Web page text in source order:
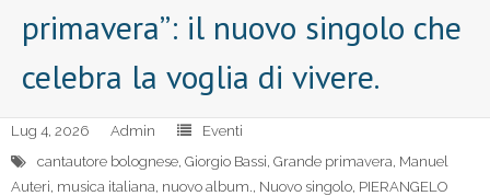
primavera”: il nuovo singolo che
celebra la voglia di vivere.
Lug 4, 2026 Admin
Eventi
cantautore bolognese, Giorgio Bassi, Grande primavera, Manuel
Auteri, musica italiana, nuovo album., Nuovo singolo, PIERANGELO